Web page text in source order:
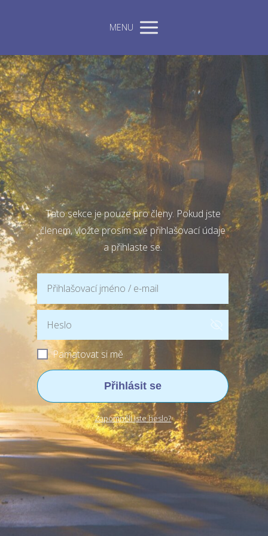
MENU
Tato sekce je pouze pro členy. Pokud jste
členem, vložte prosím své přihlašovací údaje
a přihlaste se.
Pamatovat si mě
Přihlásit se
Zapomněli jste heslo?